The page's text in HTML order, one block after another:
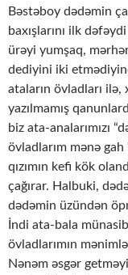
Bəstəboy dədəmin
baxışlarını ilk
ürəyi yumşaq,
dediyini iki
ataların övladları ilə,
yazılmamış
biz ata-analarımızı
övladlarım mənə gah
qızımın kefi kök
çağırar. Halbuki,
dədəmin üzündən
İndi ata-bala
övladlarımın
Nənəm əsgər